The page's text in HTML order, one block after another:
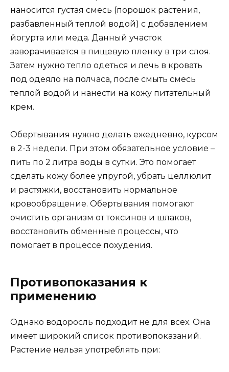
наносится густая смесь (порошок растения,
разбавленный теплой водой) с добавлением
йогурта или меда. Данный участок
заворачивается в пищевую пленку в три слоя.
Затем нужно тепло одеться и лечь в кровать
под одеяло на полчаса, после смыть смесь
теплой водой и нанести на кожу питательный
крем.
Обертывания нужно делать ежедневно, курсом
в 2-3 недели. При этом обязательное условие –
пить по 2 литра воды в сутки. Это помогает
сделать кожу более упругой, убрать целлюлит
и растяжки, восстановить нормальное
кровообращение. Обертывания помогают
очистить организм от токсинов и шлаков,
восстановить обменные процессы, что
помогает в процессе похудения.
Противопоказания к
применению
Однако водоросль подходит не для всех. Она
имеет широкий список противопоказаний.
Растение нельзя употреблять при: